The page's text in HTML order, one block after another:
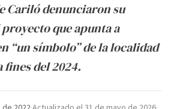
Cariló denunciaron su
que apunta a
“un símbolo” de la localidad
del 2024.